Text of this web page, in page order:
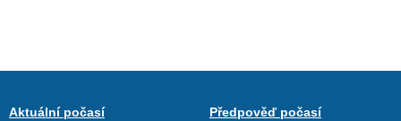
Aktuální počasí
Předpověď počasí